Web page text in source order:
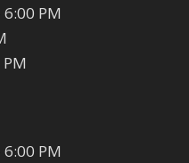
PM
PM